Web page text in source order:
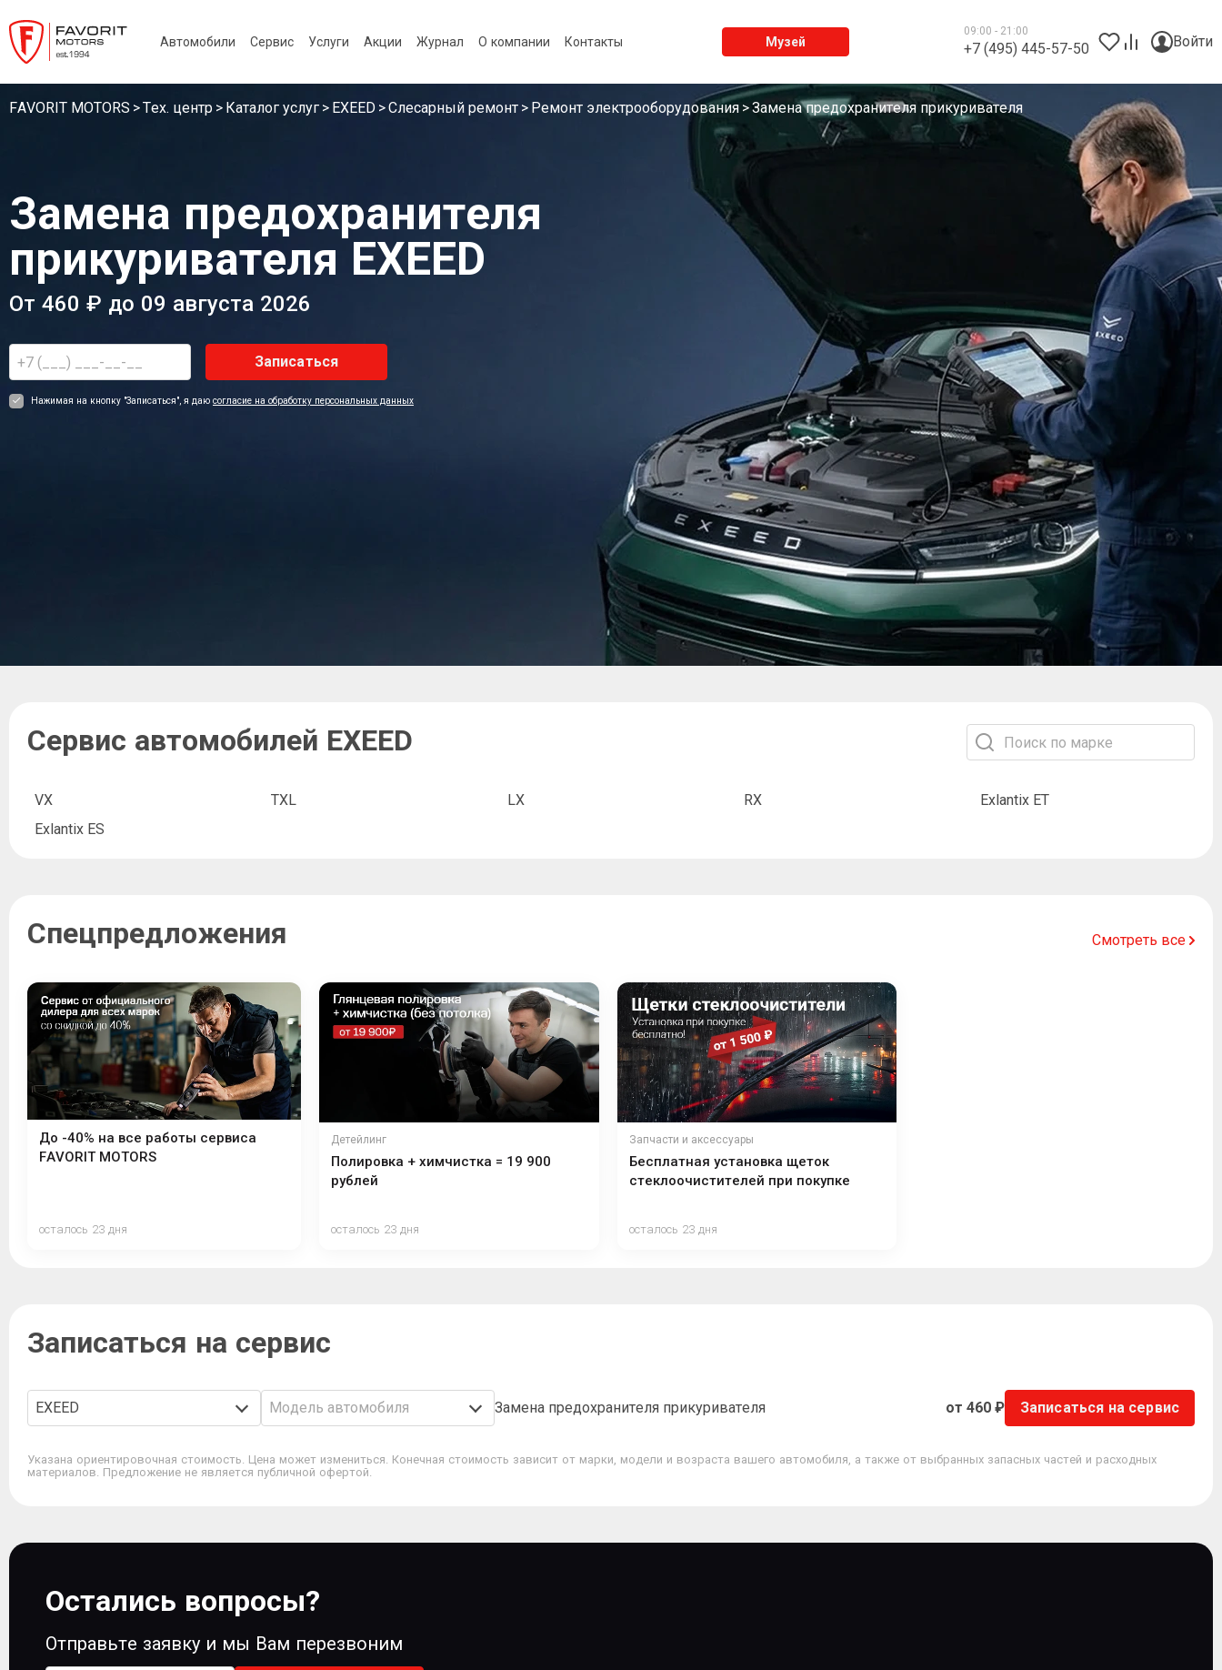
Автомобили Сервис Услуги Акции Журнал О компании Контакты Музей
09:00 - 21:00
+7 (495) 445-57-50 Войти
FAVORIT MOTORS Тех. центр Каталог услуг EXEED Слесарный ремонт Ремонт электрооборудования Замена предохранителя прикуривателя
Замена предохранителя
прикуривателя EXEED
От 460 ₽ до 09 августа 2026
Записаться
Нажимая на кнопку "Записаться", я даю согласие на обработку персональных данных
Сервис автомобилей EXEED
VX TXL LX RX
Exlantix ET
Exlantix ES
Спецпредложения Смотреть все
До -40% на все работы сервиса
FAVORIT MOTORS
осталось 23 дня
Детейлинг
Полировка + химчистка = 19 900
рублей
осталось 23 дня
Запчасти и аксессуары
Бесплатная установка щеток
стеклоочистителей при покупке
осталось 23 дня
Записаться на сервис
EXEED Модель автомобиля Замена предохранителя прикуривателя от 460 ₽ Записаться на сервис
Указана ориентировочная стоимость. Цена может измениться. Конечная стоимость зависит от марки, модели и возраста вашего автомобиля, а также от выбранных запасных частей и расходных
материалов. Предложение не является публичной офертой.
Остались вопросы?
Отправьте заявку и мы Вам перезвоним